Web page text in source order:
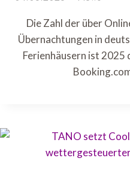
Die Zahl der über
Übernachtungen in
Ferienhäusern ist 2025